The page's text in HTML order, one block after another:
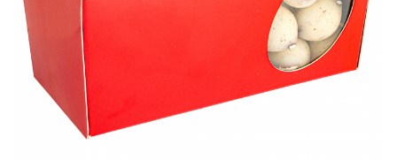
Cozo-Bun
Cozonac Cadou
Cozonac cu Unt
Cozonac Royal
Cozonac Mos Craciun
Cozonac Duofino